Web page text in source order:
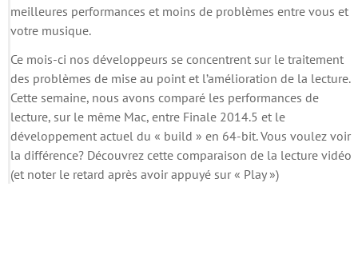
meilleures performances et moins de problèmes entre vous et
votre musique.
Ce mois-ci nos développeurs se concentrent sur le traitement
des problèmes de mise au point et l’amélioration de la lecture.
Cette semaine, nous avons comparé les performances de
lecture, sur le même Mac, entre Finale 2014.5 et le
développement actuel du « build » en 64-bit. Vous voulez voir
la différence? Découvrez cette comparaison de la lecture vidéo
(et noter le retard après avoir appuyé sur « Play »)